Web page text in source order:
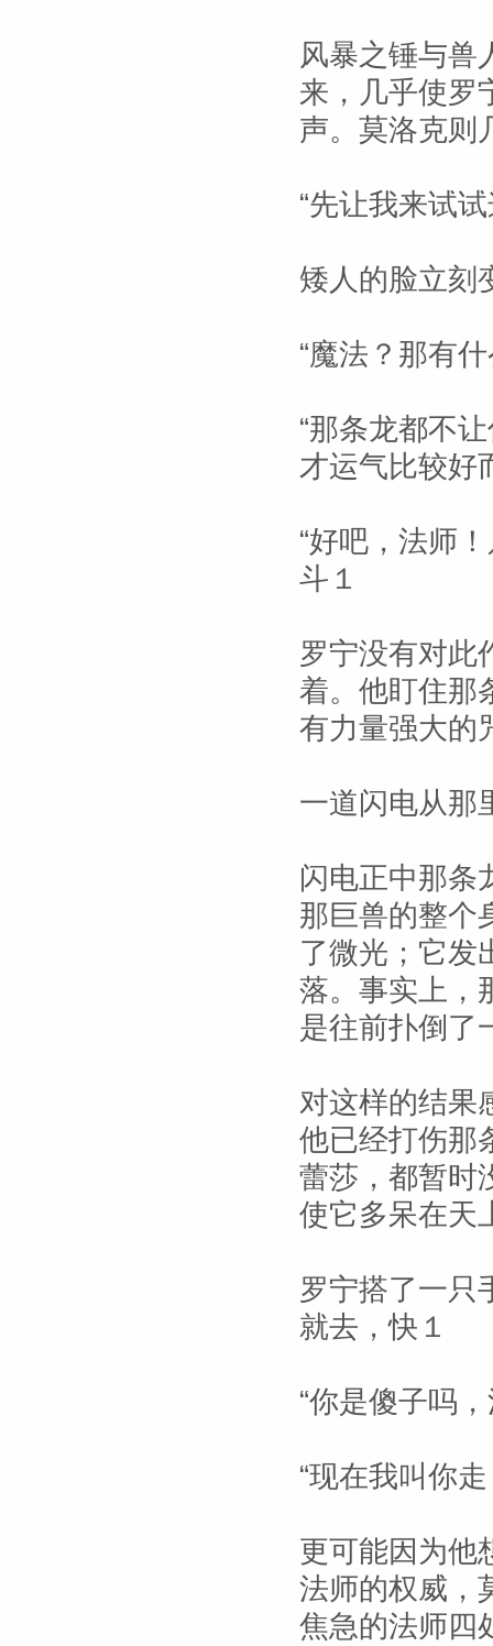
风暴之锤与
来，几乎使罗
声。莫洛克则
“先让我来试
矮人的脸立刻
“魔法？那有
“那条龙都不
才运气比较好
“好吧，法师
斗１
罗宁没有对此
着。他盯住那
有力量强大的
一道闪电从那
闪电正中那条
那巨兽的整个
了微光；它发
落。事实上，
是往前扑倒了
对这样的结果
他已经打伤那
蕾莎，都暂时
使它多呆在天
罗宁搭了一只
就去，快１
“你是傻子吗
“现在我叫你
更可能因为他
法师的权威，
焦急的法师四